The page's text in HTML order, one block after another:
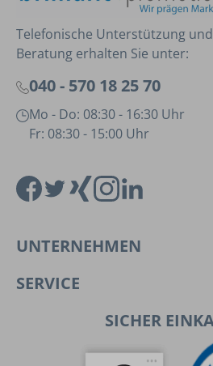
Telefonische Unterstützung und
Beratung erhalten Sie unter:
040 - 570 18 25 70
Mo - Do: 08:30 - 16:30 Uhr
Fr: 08:30 - 15:00 Uhr
UNTERNEHMEN
SERVICE
SICHER